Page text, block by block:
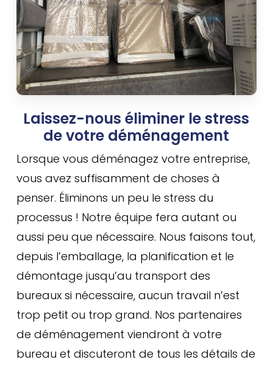
Laissez-nous éliminer le stress
de votre déménagement
Lorsque vous déménagez votre entreprise,
vous avez suffisamment de choses à
penser. Éliminons un peu le stress du
processus ! Notre équipe fera autant ou
aussi peu que nécessaire. Nous faisons tout,
depuis l’emballage, la planification et le
démontage jusqu’au transport des
bureaux si nécessaire, aucun travail n’est
trop petit ou trop grand. Nos partenaires
de déménagement viendront à votre
bureau et discuteront de tous les détails de